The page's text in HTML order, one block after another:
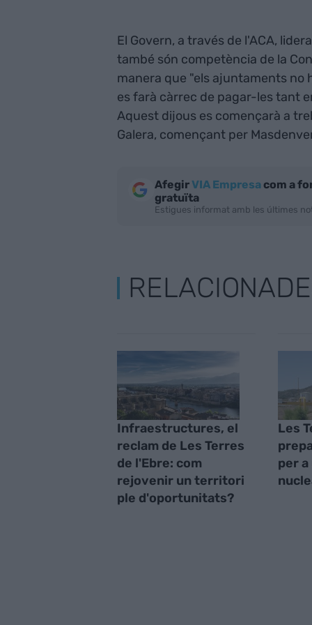
El Govern, a través de l'ACA,
també són competència de la
manera que "els ajuntaments no
es farà càrrec de pagar-les tant
Aquest dijous es començarà a
Galera, començant per
AfegirVIA Empresacom a
gratuïta
Estigues informat amb les últimes
Infraestructures, el
reclam de Les Terres
de l'Ebre: com
rejovenir un territori
ple d'oportunitats?
Les
per